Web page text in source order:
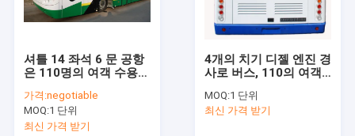
셔틀 14 좌석 6 문 공항
은 110명의 여객 수용량
칩니다
가격:negotiable
MOQ:1 단위
최신 가격 받기
4개의 치기 디젤 엔진 경
사로 버스, 110의 여객
MOQ:1 단위
최신 가격 받기